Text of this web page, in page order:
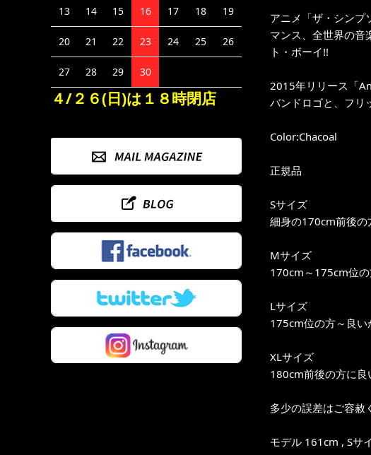
13 14 15 16 17 18 19
20 21 22 23 24 25 26
27 28 29 30
４/２６(日)は１８時閉店
アニメ「ザ・シンプ
マンス、全世界の音
ト・ボーイ!!
2015年リリース「
バンドロゴと、フリ
Color:Chacoal
正規品
Sサイズ
細身の170cm前後
Mサイズ
170cm～175cm位
Lサイズ
175cm位の方～良
XLサイズ
180cm前後の方に
多少の誤差はご容赦
モデル 161cm , Sサ